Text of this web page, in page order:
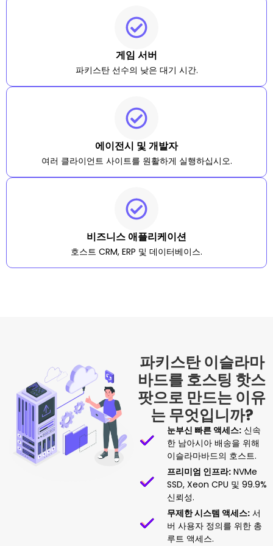
게임 서버
파키스탄 선수의 낮은 대기 시간.
에이전시 및 개발자
여러 클라이언트 사이트를 원활하게 실행하십시오.
비즈니스 애플리케이션
호스트 CRM, ERP 및 데이터베이스.
파키스탄 이슬라마
바드를 호스팅 핫스
팟으로 만드는 이유
는 무엇입니까?
눈부신 빠른 액세스: 신속
한 남아시아 배송을 위해
이슬라마바드의 호스트.
프리미엄 인프라: NVMe
SSD, Xeon CPU 및 99.9%
신뢰성.
무제한 시스템 액세스: 서
버 사용자 정의를 위한 총
루트 액세스.